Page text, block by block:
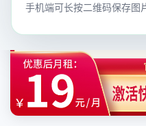
手机端可长按二维码保存图